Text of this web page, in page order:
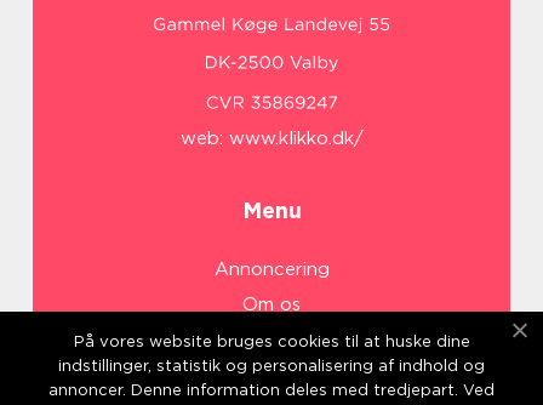
web: www.klikko.dk/
Menu
Annoncering
Om os
Cookies
Kontakt os
På vores website bruges cookies til at huske dine
indstillinger, statistik og personalisering af indhold og
annoncer. Denne information deles med tredjepart. Ved